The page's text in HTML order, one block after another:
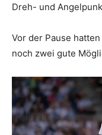
Dreh- und
Vor der Pause
noch zwei gute